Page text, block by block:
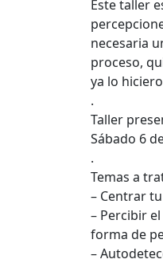
Este taller
necesaria
proceso,
ya lo
.
Taller
Sábado 6
.
Temas a
– Centrar
– Percibir
forma de
–